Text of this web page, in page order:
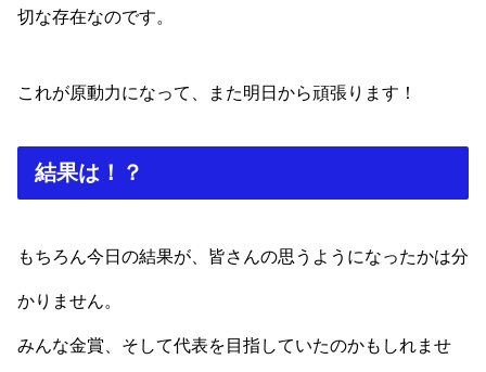
切な存在なのです。
これが原動力になって、また明日から頑張ります！
結果は！？
もちろん今日の結果が、皆さんの思うようになったかは分
かりません。
みんな金賞、そして代表を目指していたのかもしれませ